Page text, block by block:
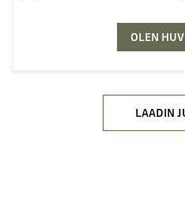
OLEN
LAADIN